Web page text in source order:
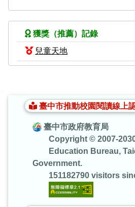
獲獎（推薦）記錄
兒童天地
臺中市推動校園閱讀線上
臺中市政府教育局
Copyright © 2007-
Education Bureau,
Government.
151182790 visitors